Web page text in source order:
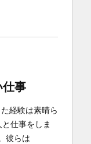
事
経験は素晴ら
仕事をしま
彼らは